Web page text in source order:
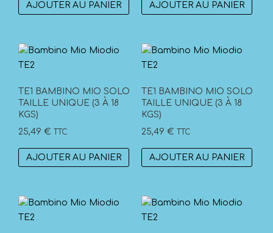
AJOUTER AU PANIER AJOUTER AU PANIER
TE1 BAMBINO MIO SOLO
TAILLE UNIQUE (3 À 18
KGS)
25,49 € TTC
AJOUTER AU PANIER
TE1 BAMBINO MIO SOLO
TAILLE UNIQUE (3 À 18
KGS)
25,49 € TTC
AJOUTER AU PANIER